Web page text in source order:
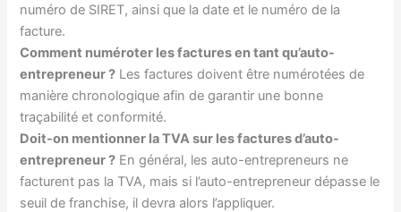
numéro de SIRET, ainsi que la date et le numéro de la
facture.
Comment numéroter les factures en tant qu’auto-
entrepreneur ? Les factures doivent être numérotées de
manière chronologique afin de garantir une bonne
traçabilité et conformité.
Doit-on mentionner la TVA sur les factures d’auto-
entrepreneur ? En général, les auto-entrepreneurs ne
facturent pas la TVA, mais si l’auto-entrepreneur dépasse le
seuil de franchise, il devra alors l’appliquer.